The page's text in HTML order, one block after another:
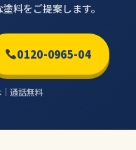
料をご提案します。
0120-0965-04
通話無料